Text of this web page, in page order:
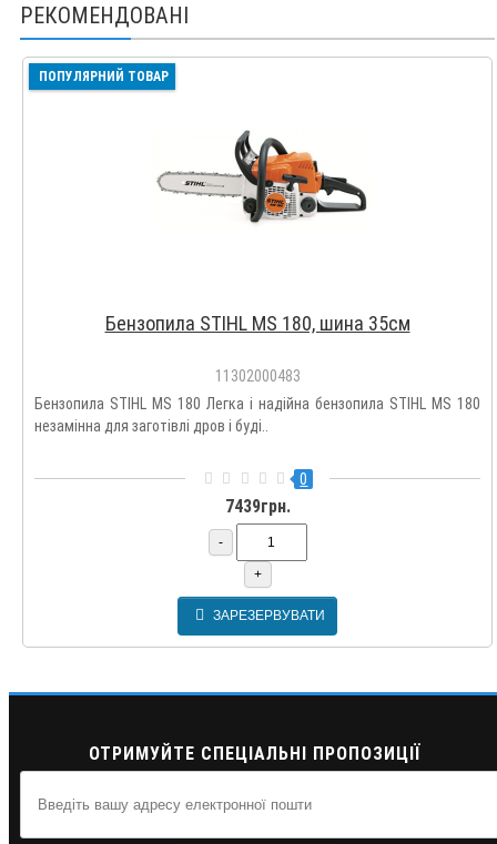
РЕКОМЕНДОВАНІ
ПОПУЛЯРНИЙ ТОВАР
Бензопила STIHL MS 180, шина 35см
11302000483
Бензопила STIHL MS 180 Легка і надійна бензопила STIHL MS 180
незамінна для заготівлі дров і буді..
0
7439грн.
-
+
ЗАРЕЗЕРВУВАТИ
ОТРИМУЙТЕ СПЕЦІАЛЬНІ ПРОПОЗИЦІЇ